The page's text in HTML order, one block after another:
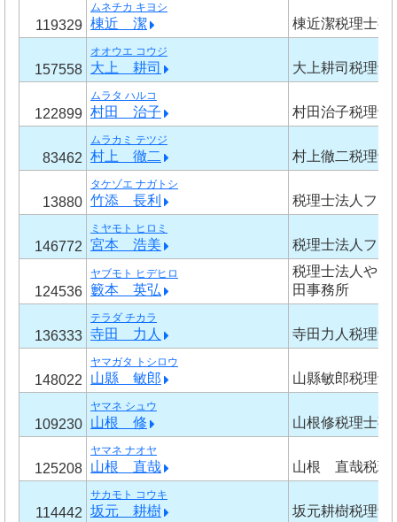
119329
ムネチカ キヨシ
棟近 潔 棟近潔税理士事
157558
オオウエ コウジ
大上 耕司 大上耕司税理士
122899
ムラタ ハルコ
村田 治子 村田治子税理士
83462
ムラカミ テツジ
村上 徹二 村上徹二税理士
13880
タケゾエ ナガトシ
竹添 長利 税理士法人フ
146772
ミヤモト ヒロミ
宮本 浩美 税理士法人フ
124536
ヤブモト ヒデヒロ
籔本 英弘
税理士法人や
田事務所
136333
テラダ チカラ
寺田 力人 寺田力人税理士
148022
ヤマガタ トシロウ
山縣 敏郎 山縣敏郎税理士
109230
ヤマネ シュウ
山根 修 山根修税理士事
125208
ヤマネ ナオヤ
山根 直哉 山根 直哉税理
114442
サカモト コウキ
坂元 耕樹 坂元耕樹税理士